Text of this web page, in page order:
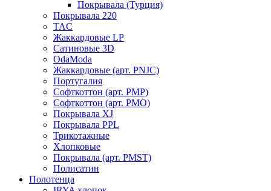
Покрывала (Турция)
Покрывала 220
TAC
Жаккардовые LP
Сатиновые 3D
OdaModa
Жаккардовые (арт. PNJC)
Португалия
Софткоттон (арт. PMP)
Софткоттон (арт. PMO)
Покрывала XJ
Покрывала PPL
Трикотажные
Хлопковые
Покрывала (арт. PMST)
Полисатин
Полотенца